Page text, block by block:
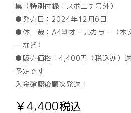
集（特別付録：スポニチ号外）
●発売日：2024年12月6日
●体 裁：A4判オールカラー（本
ーなど）
●販売価格：4,400円（税込み）
予定です
入金確認後順次発送！
￥4,400税込